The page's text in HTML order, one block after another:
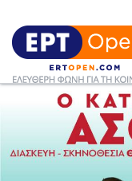
Ειδήσεις
Ελλάδα